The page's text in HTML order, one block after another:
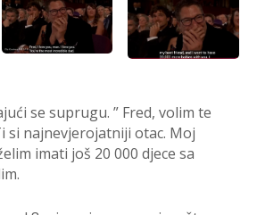
se suprugu. ” Fred, volim te
si najnevjerojatniji otac. Moj
imati još 20 000 djece sa